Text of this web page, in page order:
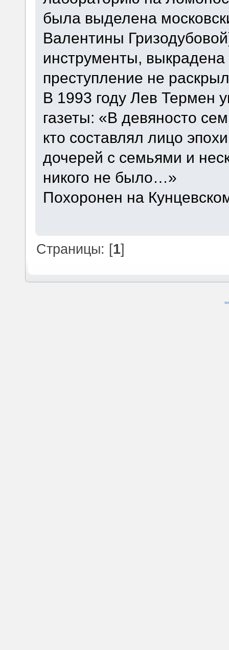
была выделена
Валентины
инструменты,
преступление не
В 1993 году Лев Термен
газеты: «В девяносто
кто составлял лицо
дочерей с семьями и
никого не было…»
Похоронен на
Страницы: [1]